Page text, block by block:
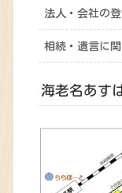
法人・会社の
相続・遺言に
海老名あす